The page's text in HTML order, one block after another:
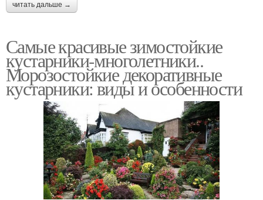
читать дальше →
Самые красивые зимостойкие
кустарники-многолетники..
Морозостойкие декоративные
кустарники: виды и особенности